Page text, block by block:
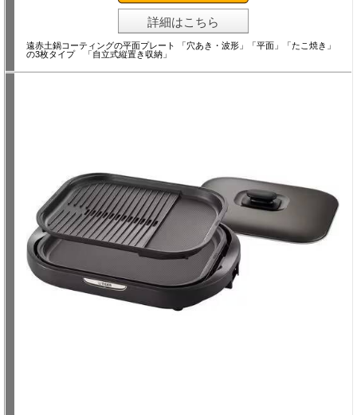
詳細はこちら
遠赤土鍋コーティングの平面プレート 「穴あき・波形」「平面」「たこ焼き」
の3枚タイプ 「自立式縦置き収納」